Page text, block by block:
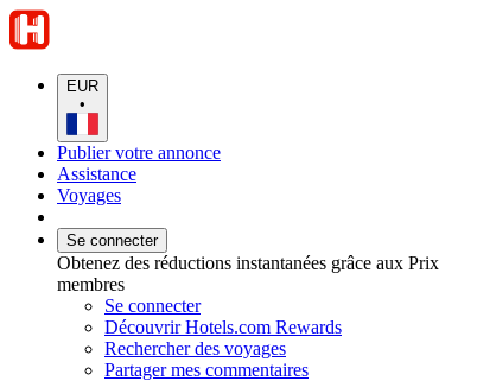
EUR
•
Publier votre annonce
Assistance
Voyages
Se connecter
Obtenez des réductions instantanées grâce aux Prix
membres
Se connecter
Découvrir Hotels.com Rewards
Rechercher des voyages
Partager mes commentaires